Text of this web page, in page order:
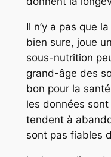
Il n’y a pas que
bien sure, joue
sous-nutrition
grand-âge des
bon pour la
les données
tendent à
sont pas fiables